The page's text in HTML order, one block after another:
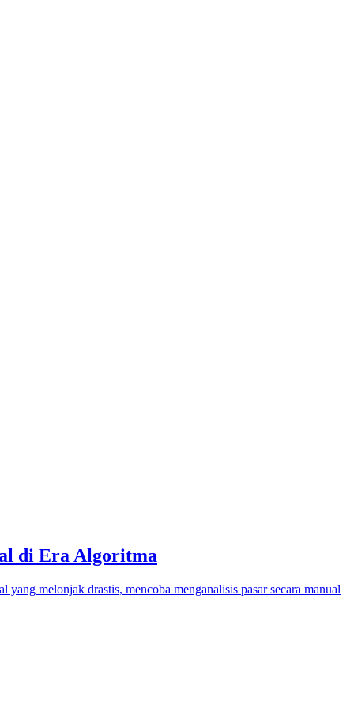
di Era Algoritma
melonjak drastis, mencoba menganalisis pasar secara manual